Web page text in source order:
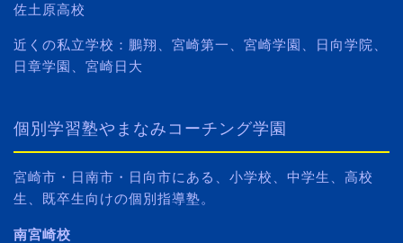
佐土原高校
近くの私立学校：鵬翔、宮崎第一、宮崎学園、日向学院、
日章学園、宮崎日大
個別学習塾やまなみコーチング学園
宮崎市・日南市・日向市にある、小学校、中学生、高校
生、既卒生向けの個別指導塾。
南宮崎校